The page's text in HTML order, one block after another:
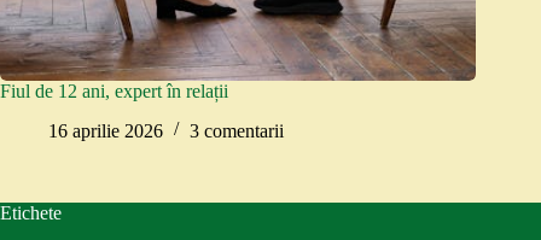
Fiul de 12 ani, expert în relații
16 aprilie 2026
3 comentarii
Etichete